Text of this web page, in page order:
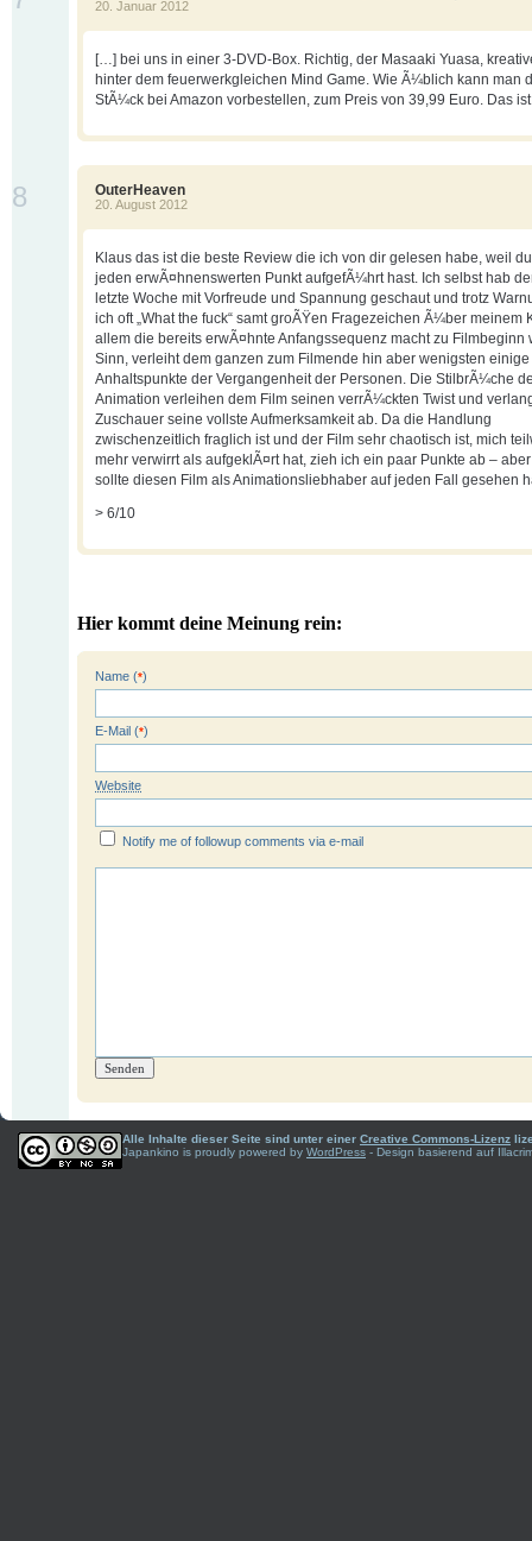
20. Januar 2012
[…] bei uns in einer 3-DVD-Box. Richtig, der Masaaki Yuasa,
hinter dem feuerwerkgleichen Mind Game. Wie Ã¼blich kann man
StÃ¼ck bei Amazon vorbestellen, zum Preis von 39,99 Euro. Das
OuterHeaven
20. August 2012
8
Klaus das ist die beste Review die ich von dir gelesen habe, weil
jeden erwÃ¤hnenswerten Punkt aufgefÃ¼hrt hast. Ich selbst hab
letzte Woche mit Vorfreude und Spannung geschaut und trotz
ich oft „What the fuck“ samt groÃŸen Fragezeichen Ã¼ber meinem
allem die bereits erwÃ¤hnte Anfangssequenz macht zu Filmbeginn
Sinn, verleiht dem ganzen zum Filmende hin aber wenigsten einige
Anhaltspunkte der Vergangenheit der Personen. Die StilbrÃ¼che
Animation verleihen dem Film seinen verrÃ¼ckten Twist und
Zuschauer seine vollste Aufmerksamkeit ab. Da die Handlung
zwischenzeitlich fraglich ist und der Film sehr chaotisch ist, mich
mehr verwirrt als aufgeklÃ¤rt hat, zieh ich ein paar Punkte ab –
sollte diesen Film als Animationsliebhaber auf jeden Fall gesehen
> 6/10
Hier kommt deine Meinung rein:
Name (*)
E-Mail (*)
Website
Notify me of followup comments via e-mail
Alle Inhalte dieser Seite sind unter einer Creative Commons-Lizenz
Japankino is proudly powered by WordPress - Design basierend auf